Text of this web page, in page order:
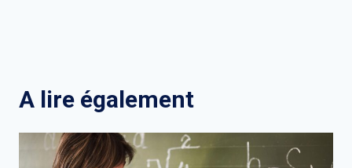
A lire également